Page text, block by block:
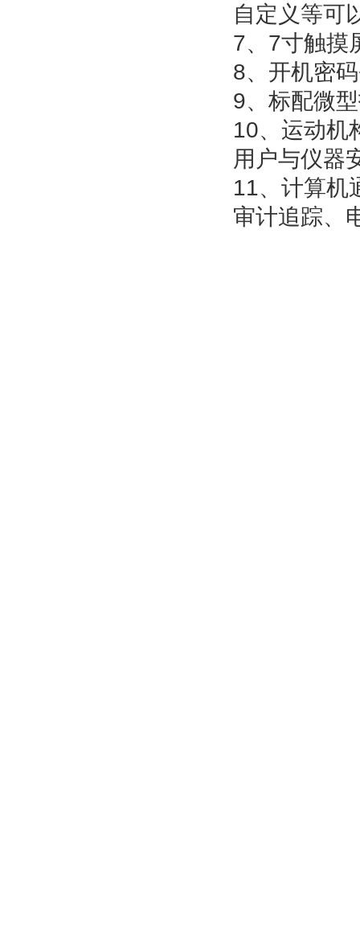
自定义等可
7、7寸触摸
8、开机密
9、标配微
10、运动机
用户与仪器
11、计算机
审计追踪、